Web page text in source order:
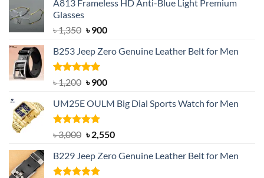
A813 Frameless HD Anti-Blue Light Premium
Glasses
৳1,350 Original
was:
৳ 1,350.
৳900Current
is:
B253 Jeep Zero Genuine Leather Belt for Men
Rated5.00
out of 5
৳1,200 Original
was:
৳ 1,200.
৳900Current
is:
UM25E OULM Big Dial Sports Watch for Men
Rated5.00
out of 5
৳3,000 Original
was:
৳ 3,000.
৳2,550Current
is:
B229 Jeep Zero Genuine Leather Belt for Men